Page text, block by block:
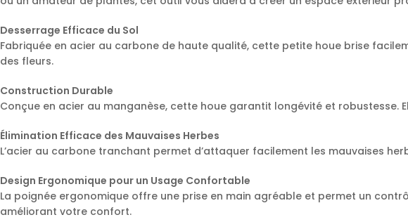
Desserrage Efficace du Sol
Fabriquée en acier au carbone de haute qualité, cette petite houe brise
des fleurs.
Construction Durable
Conçue en acier au manganèse, cette houe garantit longévité et robustesse.
Élimination Efficace des Mauvaises Herbes
L’acier au carbone tranchant permet d’attaquer facilement les mauvaises
Design Ergonomique pour un Usage Confortable
La poignée ergonomique offre une prise en main agréable et permet un
améliorant votre confort.